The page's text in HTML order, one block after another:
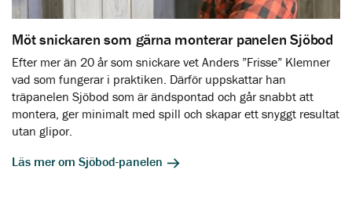
Möt snickaren som gärna monterar panelen Sjöbod
Efter mer än 20 år som snickare vet Anders ”Frisse” Klemner
vad som fungerar i praktiken. Därför uppskattar han
träpanelen Sjöbod som är ändspontad och går snabbt att
montera, ger minimalt med spill och skapar ett snyggt resultat
utan glipor.
Läs mer om Sjöbod-panelen